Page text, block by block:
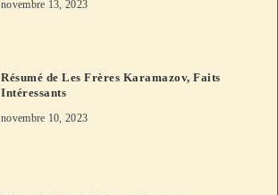
novembre 13, 2023
Résumé de Les Frères Karamazov, Faits
Intéressants
novembre 10, 2023